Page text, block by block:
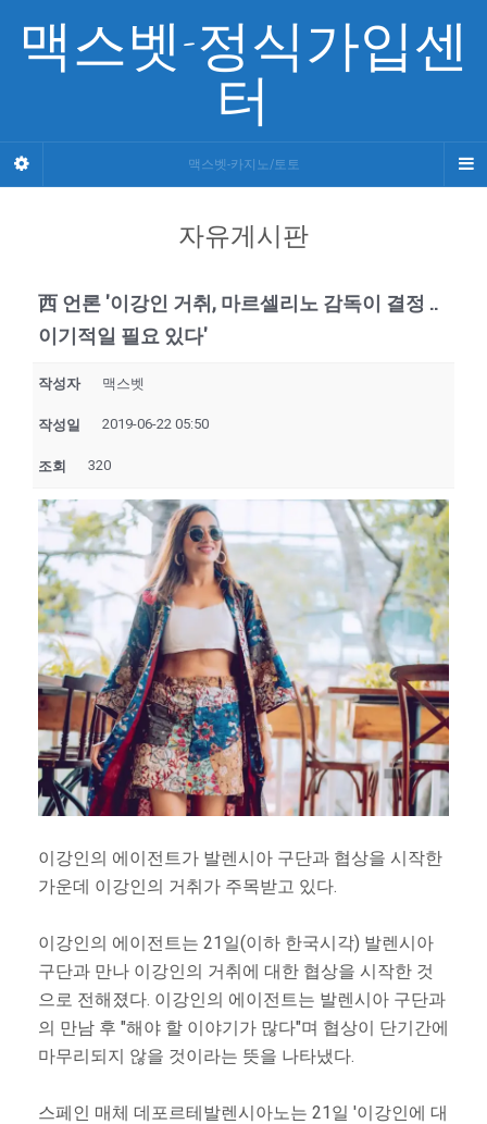
맥스벳-정식가입센
터
맥스벳-카지노/토토
자유게시판
西 언론 '이강인 거취, 마르셀리노 감독이 결정 ..
이기적일 필요 있다'
작성자 맥스벳
작성일 2019-06-22 05:50
조회 320
이강인의 에이전트가 발렌시아 구단과 협상을 시작한
가운데 이강인의 거취가 주목받고 있다.
이강인의 에이전트는 21일(이하 한국시각) 발렌시아
구단과 만나 이강인의 거취에 대한 협상을 시작한 것
으로 전해졌다. 이강인의 에이전트는 발렌시아 구단과
의 만남 후 "해야 할 이야기가 많다"며 협상이 단기간에
마무리되지 않을 것이라는 뜻을 나타냈다.
스페인 매체 데포르테발렌시아노는 21일 '이강인에 대